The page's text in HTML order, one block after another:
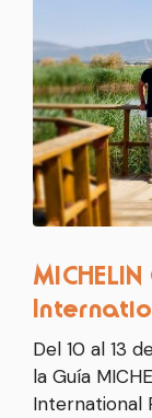
Del 10 al 13
la Guía
International